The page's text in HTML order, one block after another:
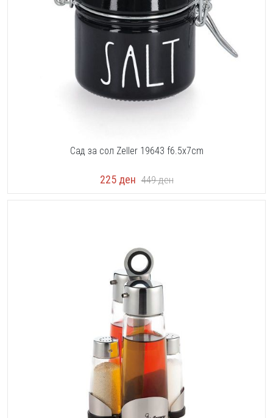
Сад за сол Zeller 19643 f6.5x7cm
225 ден 449ден